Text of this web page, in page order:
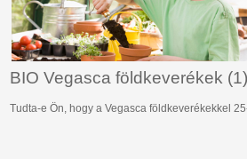
BIO Vegasca földkeverékek (1)
Tudta-e Ön, hogy a Vegasca földkeverékekkel